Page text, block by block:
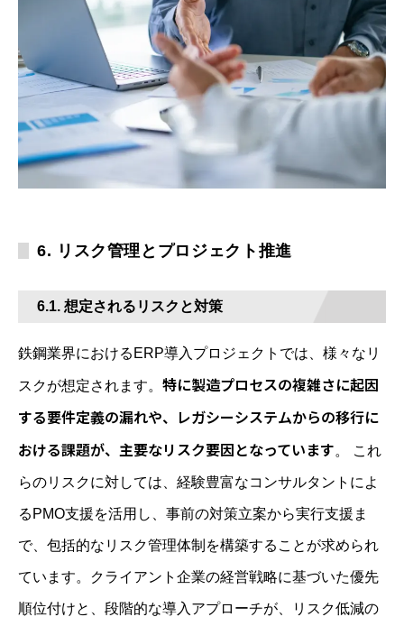
6. リスク管理とプロジェクト推進
6.1. 想定されるリスクと対策
鉄鋼業界におけるERP導入プロジェクトでは、様々なリ
スクが想定されます。 特に製造プロセスの複雑さに起因
する要件定義の漏れや、レガシーシステムからの移行に
おける課題が、主要なリスク要因となっています。 これ
らのリスクに対しては、経験豊富なコンサルタントによ
るPMO支援を活用し、事前の対策立案から実行支援ま
で、包括的なリスク管理体制を構築することが求められ
ています。クライアント企業の経営戦略に基づいた優先
順位付けと、段階的な導入アプローチが、リスク低減の